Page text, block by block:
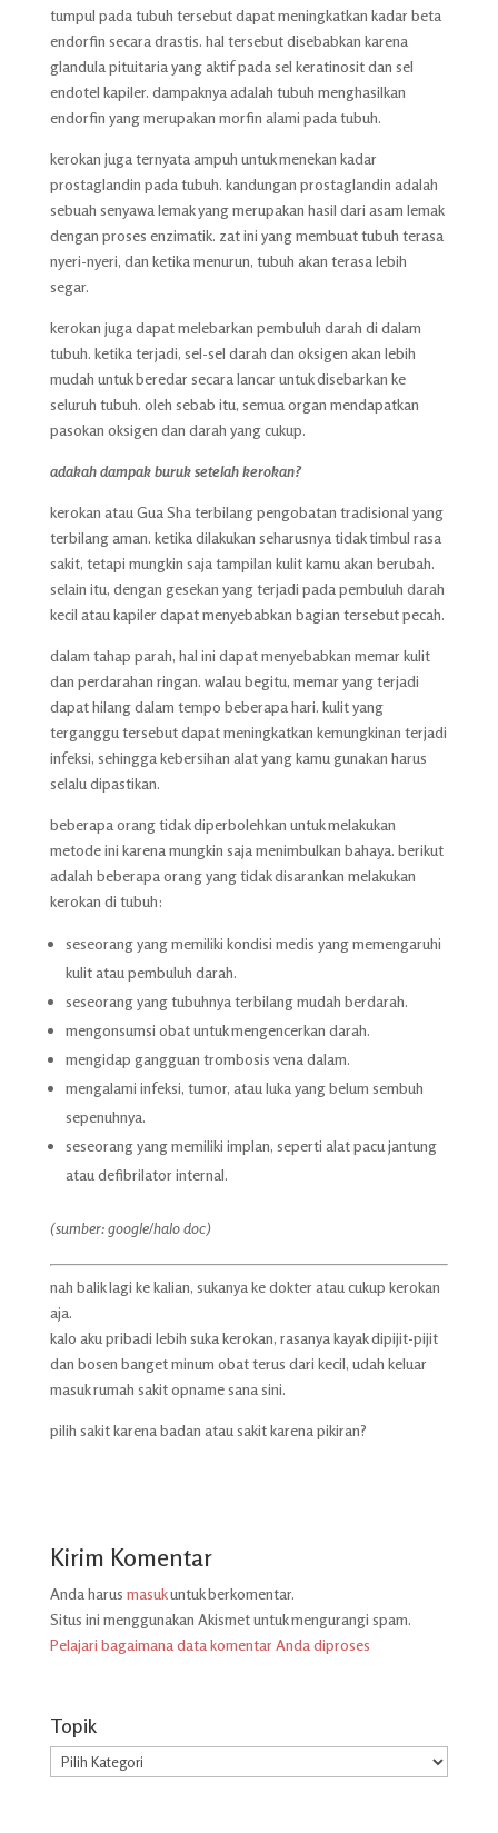
tumpul pada tubuh tersebut dapat meningkatkan kadar beta
endorfin secara drastis. hal tersebut disebabkan karena
glandula pituitaria yang aktif pada sel keratinosit dan sel
endotel kapiler. dampaknya adalah tubuh menghasilkan
endorfin yang merupakan morfin alami pada tubuh.
kerokan juga ternyata ampuh untuk menekan kadar
prostaglandin pada tubuh. kandungan prostaglandin adalah
sebuah senyawa lemak yang merupakan hasil dari asam lemak
dengan proses enzimatik. zat ini yang membuat tubuh terasa
nyeri-nyeri, dan ketika menurun, tubuh akan terasa lebih
segar.
kerokan juga dapat melebarkan pembuluh darah di dalam
tubuh. ketika terjadi, sel-sel darah dan oksigen akan lebih
mudah untuk beredar secara lancar untuk disebarkan ke
seluruh tubuh. oleh sebab itu, semua organ mendapatkan
pasokan oksigen dan darah yang cukup.
adakah dampak buruk setelah kerokan?
kerokan atau Gua Sha terbilang pengobatan tradisional yang
terbilang aman. ketika dilakukan seharusnya tidak timbul rasa
sakit, tetapi mungkin saja tampilan kulit kamu akan berubah.
selain itu, dengan gesekan yang terjadi pada pembuluh darah
kecil atau kapiler dapat menyebabkan bagian tersebut pecah.
dalam tahap parah, hal ini dapat menyebabkan memar kulit
dan perdarahan ringan. walau begitu, memar yang terjadi
dapat hilang dalam tempo beberapa hari. kulit yang
terganggu tersebut dapat meningkatkan kemungkinan terjadi
infeksi, sehingga kebersihan alat yang kamu gunakan harus
selalu dipastikan.
beberapa orang tidak diperbolehkan untuk melakukan
metode ini karena mungkin saja menimbulkan bahaya. berikut
adalah beberapa orang yang tidak disarankan melakukan
kerokan di tubuh:
seseorang yang memiliki kondisi medis yang memengaruhi
kulit atau pembuluh darah.
seseorang yang tubuhnya terbilang mudah berdarah.
mengonsumsi obat untuk mengencerkan darah.
mengidap gangguan trombosis vena dalam.
mengalami infeksi, tumor, atau luka yang belum sembuh
sepenuhnya.
seseorang yang memiliki implan, seperti alat pacu jantung
atau defibrilator internal.
(sumber: google/halo doc)
nah balik lagi ke kalian, sukanya ke dokter atau cukup kerokan
aja.
kalo aku pribadi lebih suka kerokan, rasanya kayak dipijit-pijit
dan bosen banget minum obat terus dari kecil, udah keluar
masuk rumah sakit opname sana sini.
pilih sakit karena badan atau sakit karena pikiran?
Kirim Komentar
Anda harus masukuntuk berkomentar.
Situs ini menggunakan Akismet untuk mengurangi spam.
Pelajari bagaimana data komentar Anda diproses
Topik
Topik